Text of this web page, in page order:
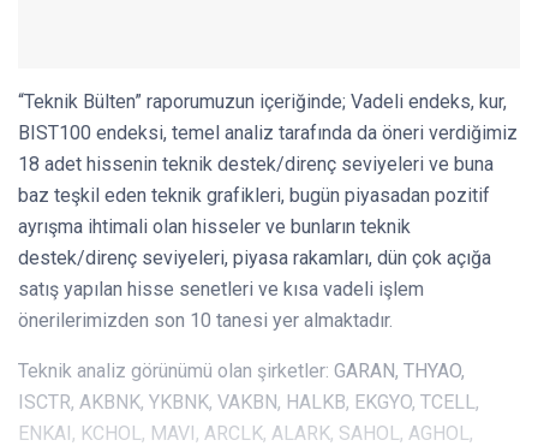
“Teknik Bülten” raporumuzun içeriğinde; Vadeli endeks, kur,
BIST100 endeksi, temel analiz tarafında da öneri verdiğimiz
18 adet hissenin teknik destek/direnç seviyeleri ve buna
baz teşkil eden teknik grafikleri, bugün piyasadan pozitif
ayrışma ihtimali olan hisseler ve bunların teknik
destek/direnç seviyeleri, piyasa rakamları, dün çok açığa
satış yapılan hisse senetleri ve kısa vadeli işlem
önerilerimizden son 10 tanesi yer almaktadır.
Teknik analiz görünümü olan şirketler: GARAN, THYAO,
ISCTR, AKBNK, YKBNK, VAKBN, HALKB, EKGYO, TCELL,
ENKAI, KCHOL, MAVI, ARCLK, ALARK, SAHOL, AGHOL,